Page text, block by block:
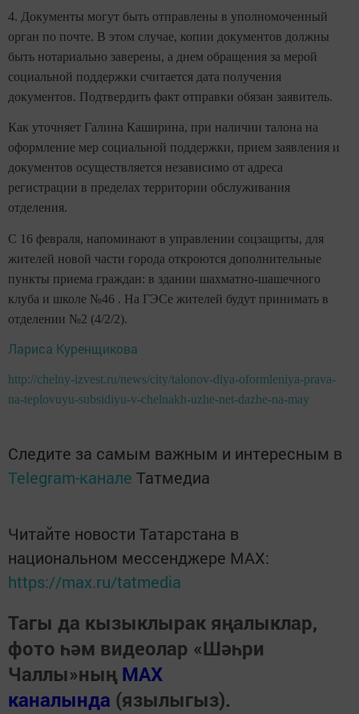
4. Документы могут быть отправлены в уполномоченный
орган по почте. В этом случае, копии документов должны
быть нотариально заверены, а днем обращения за мерой
социальной поддержки считается дата получения
документов. Подтвердить факт отправки обязан заявитель.
Как уточняет Галина Каширина, при наличии талона на
оформление мер социальной поддержки, прием заявления и
документов осуществляется независимо от адреса
регистрации в пределах территории обслуживания
отделения.
С 16 февраля, напоминают в управлении соцзащиты, для
жителей новой части города откроются дополнительные
пункты приема граждан: в здании шахматно-шашечного
клуба и школе №46 . На ГЭСе жителей будут принимать в
отделении №2 (4/2/2).
Лариса Куренщикова
http://chelny-izvest.ru/news/city/talonov-dlya-oformleniya-prava-
na-teplovuyu-subsidiyu-v-chelnakh-uzhe-net-dazhe-na-may
Следите за самым важным и интересным в
Telegram-канале Татмедиа
Читайте новости Татарстана в
национальном мессенджере MАХ:
https://max.ru/tatmedia
Тагы да кызыклырак яңалыклар,
фото һәм видеолар «Шәһри
Чаллы»ның MAX
каналында (язылыгыз).